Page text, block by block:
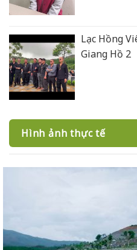
Lạc Hồng
Giang Hồ 2
Hình ảnh thực tế